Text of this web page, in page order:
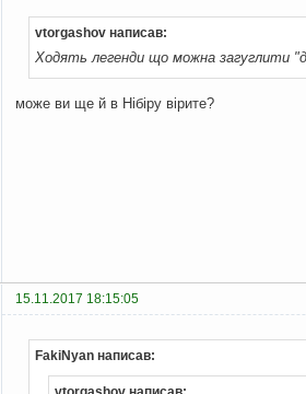
vtorgashov написав:
Ходять легенди що можна загуглити
може ви ще й в Нібіру вірите?
15.11.2017 18:15:05
FakiNyan написав: